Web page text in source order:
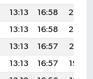
13:13 16:58
20:03
13:13 16:58
20:02
13:13 16:57
20:01
13:13 16:57
19:59